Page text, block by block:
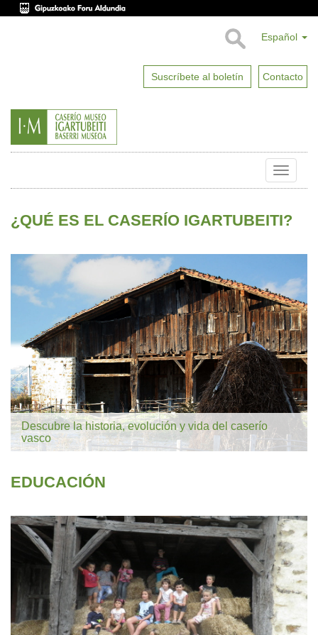
Español
Suscríbete al boletín Contacto
Toggle
¿QUÉ ES EL CASERÍO IGARTUBEITI?
Descubre la historia, evolución y vida del caserío
vasco
EDUCACIÓN